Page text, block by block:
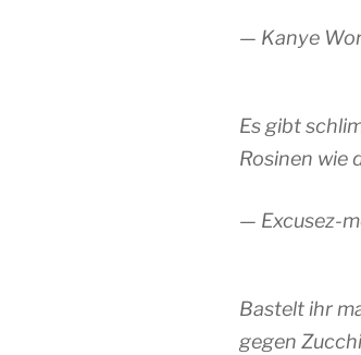
— Kanye
Es gibt
Rosinen wie
— Excusez-
Bastelt ihr
gegen